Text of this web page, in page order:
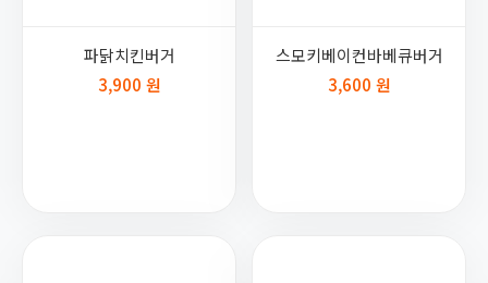
파닭치킨버거
3,900 원
스모키베이컨바베큐버거
3,600 원